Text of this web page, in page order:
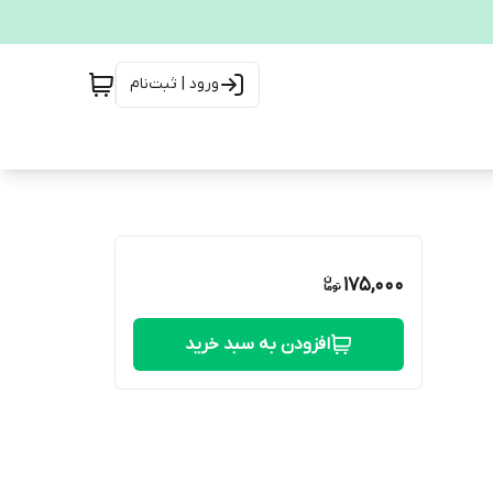
ورود | ثبت‌نام
175,000
افزودن به سبد خرید